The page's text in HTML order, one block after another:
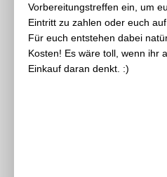
Vorbereitungstreffen ein, um
Eintritt zu zahlen oder euch
Für euch entstehen dabei
Kosten! Es wäre toll, wenn ihr
Einkauf daran denkt. :)